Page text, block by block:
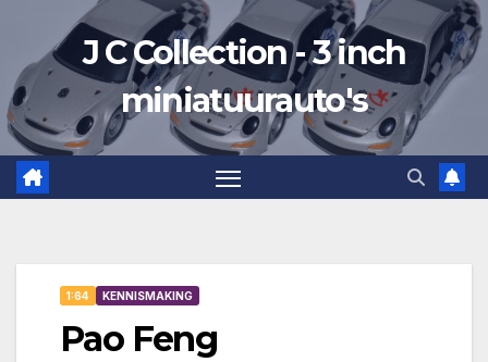
de
inhoud
J C Collection - 3 inch
miniatuurauto's
1:64 KENNISMAKING
Pao Feng